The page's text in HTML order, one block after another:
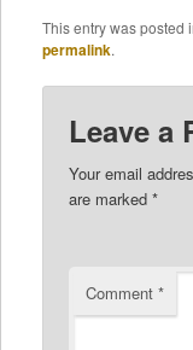
This entry was posted
permalink.
Leave a
Your email
are marked*
Comment*